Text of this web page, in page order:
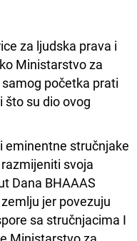
za ljudska prava i
Ministarstvo za
početka prati
što su dio ovog
eminentne stručnjake
svoja
Dana BHAAAS
jer povezuju
sa stručnjacima I